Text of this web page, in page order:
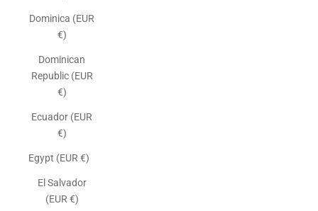
Dominica (EUR
€)
Dominican
Republic (EUR
€)
Ecuador (EUR
€)
Egypt (EUR €)
El Salvador
(EUR €)